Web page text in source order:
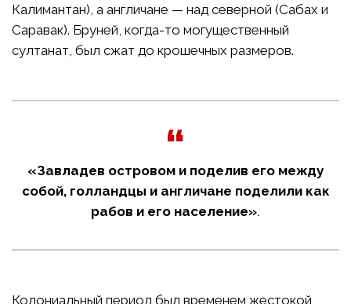
Калимантан), а англичане — над северной (Сабах и
Саравак). Бруней, когда-то могущественный
султанат, был сжат до крошечных размеров.
«Завладев островом и поделив его между
собой, голландцы и англичане поделили как
рабов и его население».
Колониальный период был временем жестокой